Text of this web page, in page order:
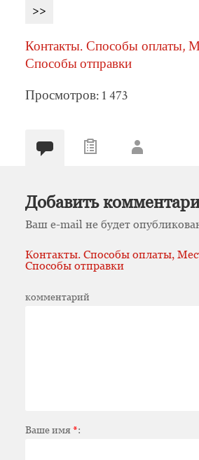
>>
Контакты. Способы оплаты,
Способы отправки
Просмотров: 1 473
Добавить
Ваш e-mail не будет
Контакты. Способы оплаты,
Способы отправки
комментарий
Ваше имя*: